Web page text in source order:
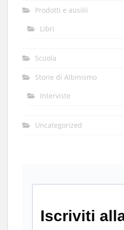
Prodotti e ausilii
Libri
Scuola
Storie di Albinismo
Interviste
Uncategorized